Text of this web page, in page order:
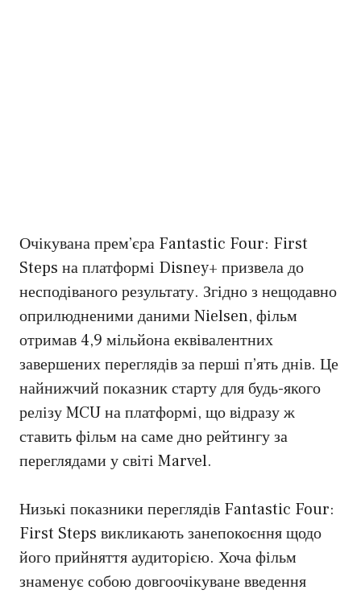
Очікувана прем’єра Fantastic Four: First
Steps на платформі Disney+ призвела до
несподіваного результату. Згідно з нещодавно
оприлюдненими даними Nielsen, фільм
отримав 4,9 мільйона еквівалентних
завершених переглядів за перші п’ять днів. Це
найнижчий показник старту для будь-якого
релізу MCU на платформі, що відразу ж
ставить фільм на саме дно рейтингу за
переглядами у світі Marvel.
Низькі показники переглядів Fantastic Four:
First Steps викликають занепокоєння щодо
його прийняття аудиторією. Хоча фільм
знаменує собою довгоочікуване введення